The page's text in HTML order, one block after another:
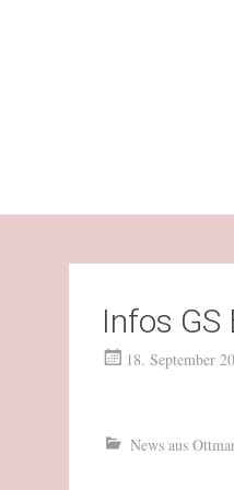
Infos GS
18. September
News aus